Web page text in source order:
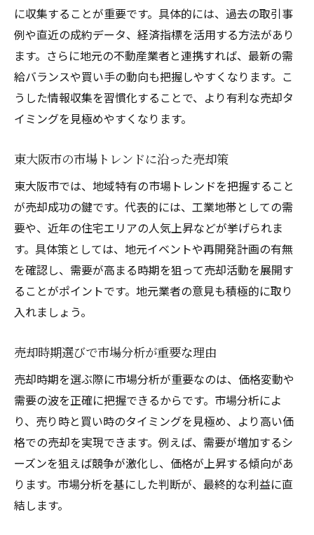
に収集することが重要です。具体的には、過去の取引事
例や直近の成約データ、経済指標を活用する方法があり
ます。さらに地元の不動産業者と連携すれば、最新の需
給バランスや買い手の動向も把握しやすくなります。こ
うした情報収集を習慣化することで、より有利な売却タ
イミングを見極めやすくなります。
東大阪市の市場トレンドに沿った売却策
東大阪市では、地域特有の市場トレンドを把握すること
が売却成功の鍵です。代表的には、工業地帯としての需
要や、近年の住宅エリアの人気上昇などが挙げられま
す。具体策としては、地元イベントや再開発計画の有無
を確認し、需要が高まる時期を狙って売却活動を展開す
ることがポイントです。地元業者の意見も積極的に取り
入れましょう。
売却時期選びで市場分析が重要な理由
売却時期を選ぶ際に市場分析が重要なのは、価格変動や
需要の波を正確に把握できるからです。市場分析によ
り、売り時と買い時のタイミングを見極め、より高い価
格での売却を実現できます。例えば、需要が増加するシ
ーズンを狙えば競争が激化し、価格が上昇する傾向があ
ります。市場分析を基にした判断が、最終的な利益に直
結します。